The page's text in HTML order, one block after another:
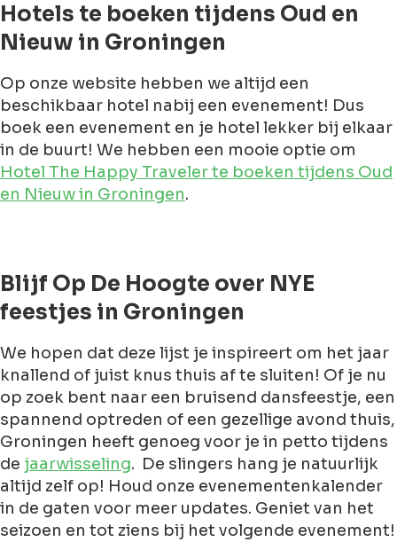
Hotels te boeken tijdens Oud en
Nieuw in Groningen
Op onze website hebben we altijd een
beschikbaar hotel nabij een evenement! Dus
boek een evenement en je hotel lekker bij elkaar
in de buurt! We hebben een mooie optie om
Hotel The Happy Traveler te boeken tijdens Oud
en Nieuw in Groningen.
Blijf Op De Hoogte over NYE
feestjes in Groningen
We hopen dat deze lijst je inspireert om het jaar
knallend of juist knus thuis af te sluiten! Of je nu
op zoek bent naar een bruisend dansfeestje, een
spannend optreden of een gezellige avond thuis,
Groningen heeft genoeg voor je in petto tijdens
de jaarwisseling. De slingers hang je natuurlijk
altijd zelf op! Houd onze evenementenkalender
in de gaten voor meer updates. Geniet van het
seizoen en tot ziens bij het volgende evenement!